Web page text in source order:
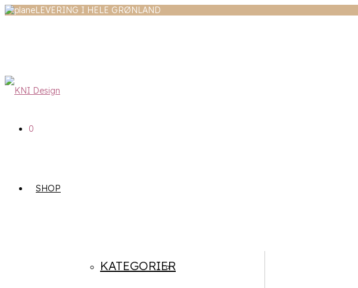
LEVERING I HELE GRØNLAND
0
SHOP
KATEGORIER